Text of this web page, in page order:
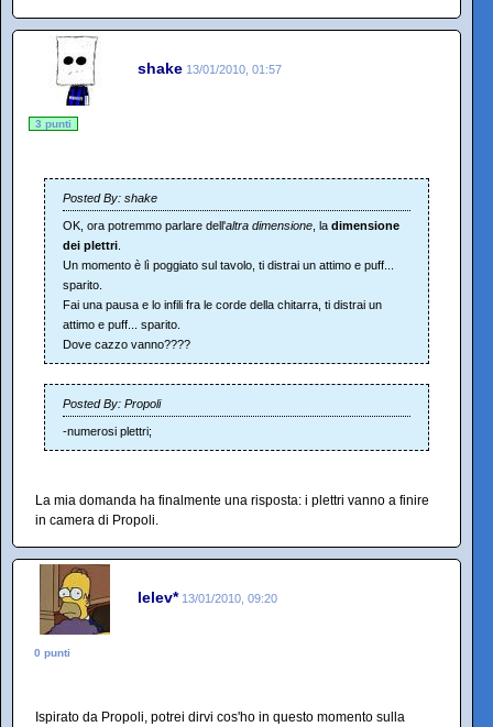
shake 13/01/2010, 01:57
3 punti
Posted By: shake
OK, ora potremmo parlare dell'altra dimensione , la dimensione
dei plettri
Un momento è lì poggiato sul tavolo, ti distrai un attimo e puff...
sparito.
Fai una pausa e lo infili fra le corde della chitarra, ti distrai un
attimo e puff... sparito.
Dove cazzo vanno????
Posted By: Propoli
-numerosi plettri;
La mia domanda ha finalmente una risposta: i plettri vanno a finire
in camera di Propoli.
lelev* 13/01/2010, 09:20
0 punti
Ispirato da Propoli, potrei dirvi cos'ho in questo momento sulla